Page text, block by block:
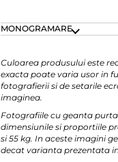
MONOGRAMARE
Culoarea produsului este
exacta poate varia usor in
fotografierii si de setarile
imaginea.
Fotografiile cu geanta
dimensiunile si proportiile
si 55 kg. In aceste imagini
decat varianta prezentata